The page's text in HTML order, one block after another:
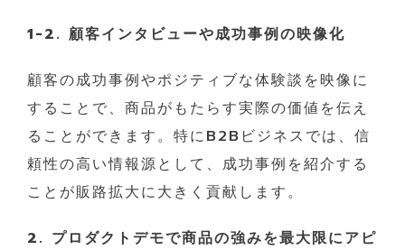
1-2. 顧客インタビューや成功事例の映像化
顧客の成功事例やポジティブな体験談を映像に
することで、商品がもたらす実際の価値を伝え
ることができます。特にB2Bビジネスでは、信
頼性の高い情報源として、成功事例を紹介する
ことが販路拡大に大きく貢献します。
2. プロダクトデモで商品の強みを最大限にアピ